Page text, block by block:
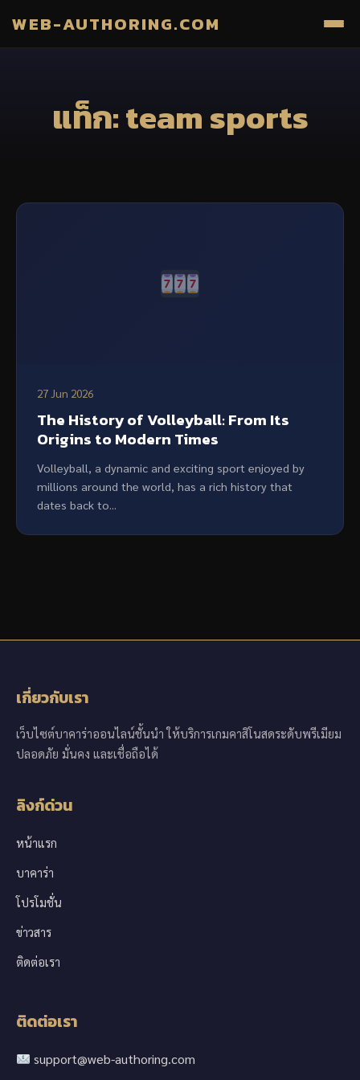
WEB-AUTHORING.COM
แท็ก: team sports
27 Jun 2026
The History of Volleyball: From Its
Origins to Modern Times
Volleyball, a dynamic and exciting sport enjoyed by
millions around the world, has a rich history that
dates back to...
เกี่ยวกับเรา
เว็บไซต์บาคาร่าออนไลน์ชั้นนำ ให้บริการเกมคาสิโนสดระดับพรีเมียม
ปลอดภัย มั่นคง และเชื่อถือได้
ลิงก์ด่วน
หน้าแรก
บาคาร่า
โปรโมชั่น
ข่าวสาร
ติดต่อเรา
ติดต่อเรา
support@web-authoring.com